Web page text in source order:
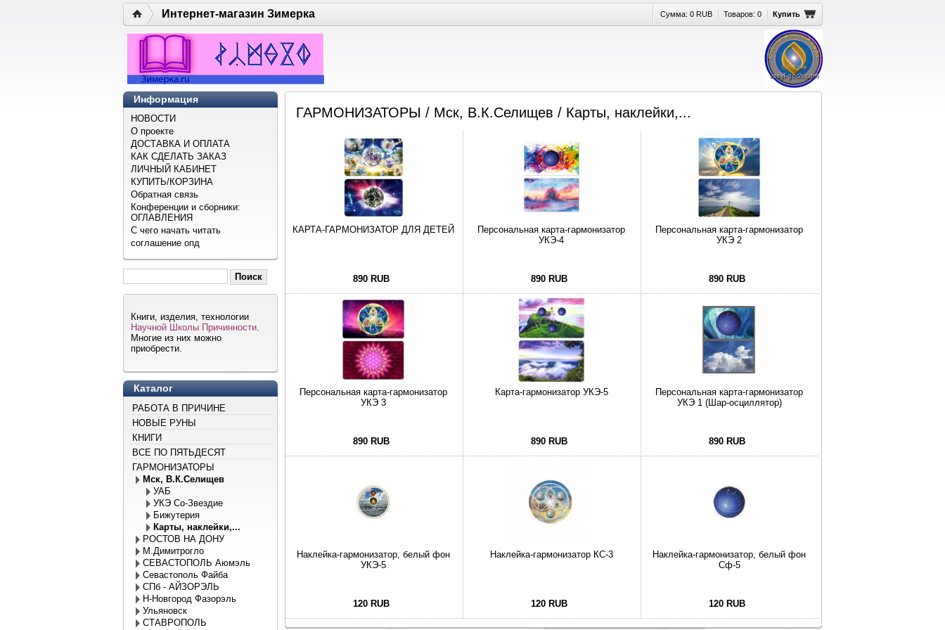
Интернет-магазин Зимерка Сумма: 0 RUB Товаров: 0 Купить
Информация
НОВОСТИ
О проекте
ДОСТАВКА И ОПЛАТА
КАК СДЕЛАТЬ ЗАКАЗ
ЛИЧНЫЙ КАБИНЕТ
КУПИТЬ/КОРЗИНА
Обратная связь
Конференции и сборники:
ОГЛАВЛЕНИЯ
С чего начать читать
соглашение опд
Книги, изделия, технологии
Научной Школы Причинности.
Многие из них можно
приобрести.
Каталог
РАБОТА В ПРИЧИНЕ
НОВЫЕ РУНЫ
КНИГИ
ВСЕ ПО ПЯТЬДЕСЯТ
ГАРМОНИЗАТОРЫ
Мск, В.К.Селищев
УАБ
УКЭ Со-Звездие
Бижутерия
Карты, наклейки,...
РОСТОВ НА ДОНУ
М.Димитрогло
СЕВАСТОПОЛЬ Аюмэль
Севастополь Файба
СПб - АЙЗОРЭЛЬ
Н-Новгород Фазорэль
Ульяновск
СТАВРОПОЛЬ
ГАРМОНИЗАТОРЫ / Мск, В.К.Селищев / Карты, наклейки,...
КАРТА-ГАРМОНИЗАТОР ДЛЯ ДЕТЕЙ
890 RUB
Персональная карта-гармонизатор
УКЭ-4
890 RUB
Персональная карта-гармонизатор
УКЭ 2
890 RUB
Персональная карта-гармонизатор
УКЭ 3
890 RUB
Карта-гармонизатор УКЭ-5
890 RUB
Персональная карта-гармонизатор
УКЭ 1 (Шар-осциллятор)
890 RUB
Наклейка-гармонизатор, белый фон
УКЭ-5
120 RUB
Наклейка-гармонизатор КС-3
120 RUB
Наклейка-гармонизатор, белый фон
Сф-5
120 RUB